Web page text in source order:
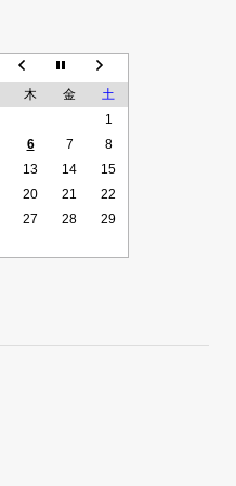
木 金
土
1
6 7
8
13 14
15
20 21
22
27 28
29